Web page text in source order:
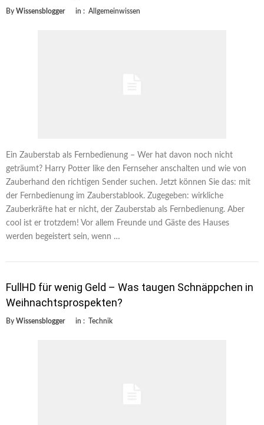
By Wissensblogger in : Allgemeinwissen
Ein Zauberstab als Fernbedienung – Wer hat davon noch nicht
geträumt? Harry Potter like den Fernseher anschalten und wie von
Zauberhand den richtigen Sender suchen. Jetzt können Sie das: mit
der Fernbedienung im Zauberstablook. Zugegeben: wirkliche
Zauberkräfte hat er nicht, der Zauberstab als Fernbedienung. Aber
cool ist er trotzdem! Vor allem Freunde und Gäste des Hauses
werden begeistert sein, wenn …
FullHD für wenig Geld – Was taugen Schnäppchen in
Weihnachtsprospekten?
By Wissensblogger in : Technik